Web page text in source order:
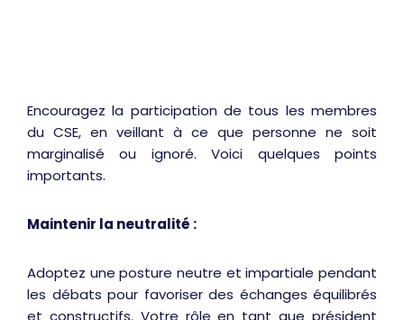
Encouragez la participation de tous les membres
du CSE, en veillant à ce que personne ne soit
marginalisé ou ignoré. Voici quelques points
importants.
Maintenir la neutralité :
Adoptez une posture neutre et impartiale pendant
les débats pour favoriser des échanges équilibrés
et constructifs. Votre rôle en tant que président